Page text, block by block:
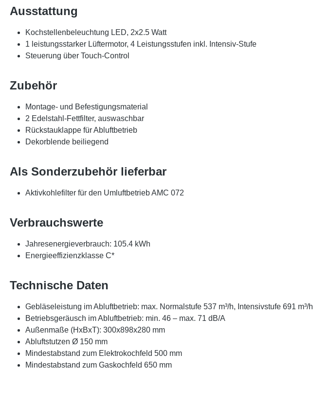
Ausstattung
Kochstellenbeleuchtung LED, 2x2.5 Watt
1 leistungsstarker Lüftermotor, 4 Leistungsstufen inkl. Intensiv-Stufe
Steuerung über Touch-Control
Zubehör
Montage- und Befestigungsmaterial
2 Edelstahl-Fettfilter, auswaschbar
Rückstauklappe für Abluftbetrieb
Dekorblende beiliegend
Als Sonderzubehör lieferbar
Aktivkohlefilter für den Umluftbetrieb AMC 072
Verbrauchswerte
Jahresenergieverbrauch: 105.4 kWh
Energieeffizienzklasse C*
Technische Daten
Gebläseleistung im Abluftbetrieb: max. Normalstufe 537 m³/h, Intensivstufe 691 m³/h
Betriebsgeräusch im Abluftbetrieb: min. 46 – max. 71 dB/A
Außenmaße (HxBxT): 300x898x280 mm
Abluftstutzen Ø 150 mm
Mindestabstand zum Elektrokochfeld 500 mm
Mindestabstand zum Gaskochfeld 650 mm